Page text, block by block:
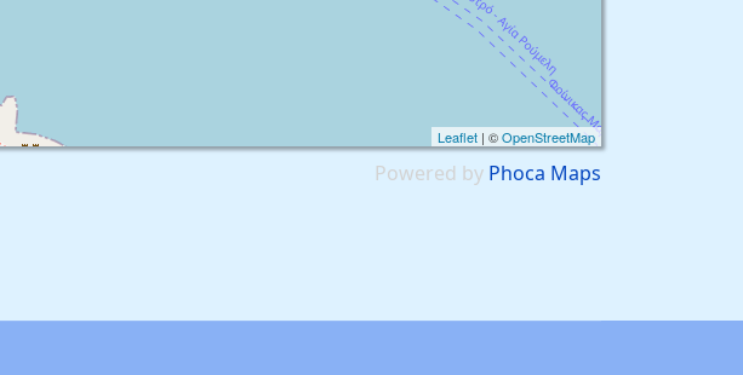
Leaflet | ©OpenStreetMap
Powered by Phoca Maps